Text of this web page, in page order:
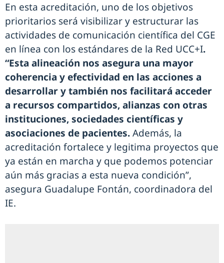
En esta acreditación, uno de los objetivos
prioritarios será visibilizar y estructurar las
actividades de comunicación científica del CGE
en línea con los estándares de la Red UCC+I.
“Esta alineación nos asegura una mayor
coherencia y efectividad en las acciones a
desarrollar y también nos facilitará acceder
a recursos compartidos, alianzas con otras
instituciones, sociedades científicas y
asociaciones de pacientes.Además, la
acreditación fortalece y legitima proyectos que
ya están en marcha y que podemos potenciar
aún más gracias a esta nueva condición”,
asegura Guadalupe Fontán, coordinadora del
IE.